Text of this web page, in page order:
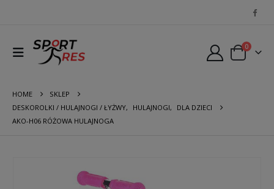
0
HOME
SKLEP
DESKOROLKI / HULAJNOGI / ŁYŻWY, HULAJNOGI,
DLA DZIECI
AKO-H06 RÓŻOWA HULAJNOGA